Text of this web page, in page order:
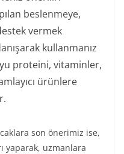
beslenmeye,
vermek
kullanmanız
proteini, vitaminler,
ürünlere
son önerimiz ise,
yaparak, uzmanlara